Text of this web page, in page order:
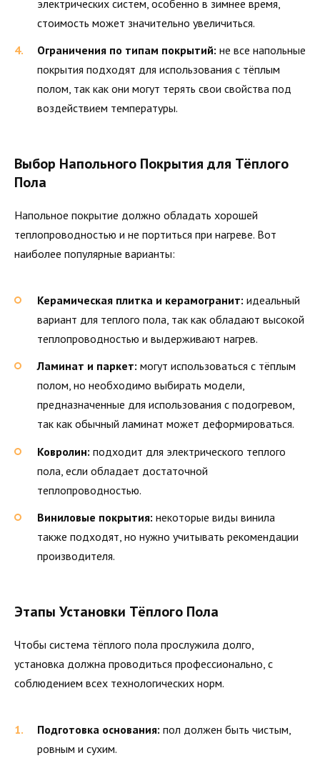
электрических систем, особенно в зимнее время,
стоимость может значительно увеличиться.
Ограничения по типам покрытий: не все напольные
покрытия подходят для использования с тёплым
полом, так как они могут терять свои свойства под
воздействием температуры.
Выбор Напольного Покрытия для Тёплого
Пола
Напольное покрытие должно обладать хорошей
теплопроводностью и не портиться при нагреве. Вот
наиболее популярные варианты:
Керамическая плитка и керамогранит: идеальный
вариант для теплого пола, так как обладают высокой
теплопроводностью и выдерживают нагрев.
Ламинат и паркет: могут использоваться с тёплым
полом, но необходимо выбирать модели,
предназначенные для использования с подогревом,
так как обычный ламинат может деформироваться.
Ковролин: подходит для электрического теплого
пола, если обладает достаточной
теплопроводностью.
Виниловые покрытия: некоторые виды винила
также подходят, но нужно учитывать рекомендации
производителя.
Этапы Установки Тёплого Пола
Чтобы система тёплого пола прослужила долго,
установка должна проводиться профессионально, с
соблюдением всех технологических норм.
Подготовка основания: пол должен быть чистым,
ровным и сухим.